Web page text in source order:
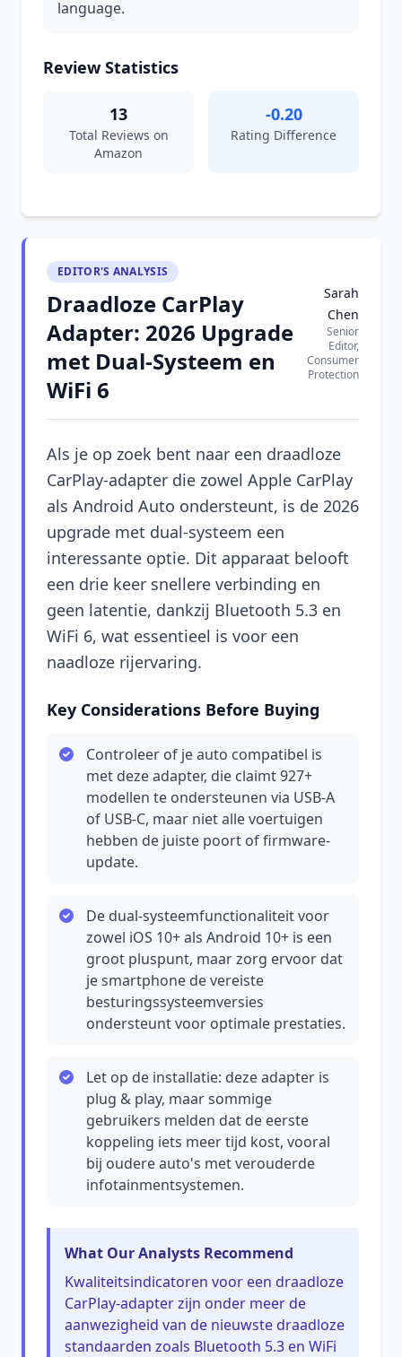
language.
Review Statistics
13
Total Reviews on
Amazon
-0.20
Rating Difference
EDITOR'S ANALYSIS
Draadloze CarPlay
Adapter: 2026 Upgrade
met Dual-Systeem en
WiFi 6
Sarah
Chen
Senior
Editor,
Consumer
Protection
Als je op zoek bent naar een draadloze
CarPlay-adapter die zowel Apple CarPlay
als Android Auto ondersteunt, is de 2026
upgrade met dual-systeem een
interessante optie. Dit apparaat belooft
een drie keer snellere verbinding en
geen latentie, dankzij Bluetooth 5.3 en
WiFi 6, wat essentieel is voor een
naadloze rijervaring.
Key Considerations Before Buying
Controleer of je auto compatibel is
met deze adapter, die claimt 927+
modellen te ondersteunen via USB-A
of USB-C, maar niet alle voertuigen
hebben de juiste poort of firmware-
update.
De dual-systeemfunctionaliteit voor
zowel iOS 10+ als Android 10+ is een
groot pluspunt, maar zorg ervoor dat
je smartphone de vereiste
besturingssysteemversies
ondersteunt voor optimale prestaties.
Let op de installatie: deze adapter is
plug & play, maar sommige
gebruikers melden dat de eerste
koppeling iets meer tijd kost, vooral
bij oudere auto's met verouderde
infotainmentsystemen.
What Our Analysts Recommend
Kwaliteitsindicatoren voor een draadloze
CarPlay-adapter zijn onder meer de
aanwezigheid van de nieuwste draadloze
standaarden zoals Bluetooth 5.3 en WiFi